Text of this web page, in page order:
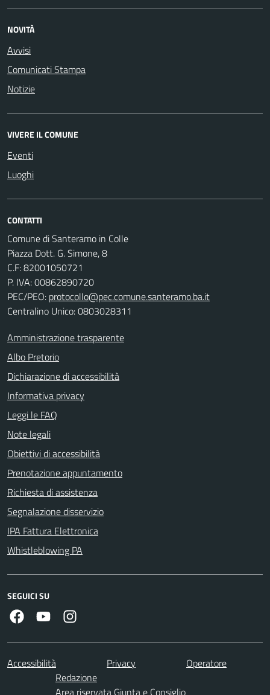
NOVITÀ
Avvisi
Comunicati Stampa
Notizie
VIVERE IL COMUNE
Eventi
Luoghi
CONTATTI
Comune di Santeramo in Colle
Piazza Dott. G. Simone, 8
C.F:82001050721
P. IVA:00862890720
PEC/PEO: protocollo@pec.comune.santeramo.ba.it
Centralino Unico: 0803028311
Amministrazione trasparente
Albo Pretorio
Dichiarazione di accessibilità
Informativa privacy
Leggi le FAQ
Note legali
Obiettivi di accessibilità
Prenotazione appuntamento
Richiesta di assistenza
Segnalazione disservizio
IPA Fattura Elettronica
Whistleblowing PA
SEGUICI SU
FacebookYoutube
Accessibilità Privacy
Operatore
Redazione